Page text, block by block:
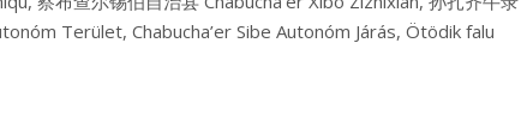
Terület, Chabucha’er Sibe Autonóm Járás, Ötödik falu